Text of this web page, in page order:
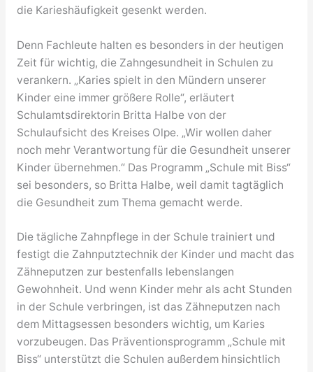
die Karieshäufigkeit gesenkt werden.
Denn Fachleute halten es besonders in der heutigen
Zeit für wichtig, die Zahngesundheit in Schulen zu
verankern. „Karies spielt in den Mündern unserer
Kinder eine immer größere Rolle“, erläutert
Schulamtsdirektorin Britta Halbe von der
Schulaufsicht des Kreises Olpe. „Wir wollen daher
noch mehr Verantwortung für die Gesundheit unserer
Kinder übernehmen.“ Das Programm „Schule mit Biss“
sei besonders, so Britta Halbe, weil damit tagtäglich
die Gesundheit zum Thema gemacht werde.
Die tägliche Zahnpflege in der Schule trainiert und
festigt die Zahnputztechnik der Kinder und macht das
Zähneputzen zur bestenfalls lebenslangen
Gewohnheit. Und wenn Kinder mehr als acht Stunden
in der Schule verbringen, ist das Zähneputzen nach
dem Mittagsessen besonders wichtig, um Karies
vorzubeugen. Das Präventionsprogramm „Schule mit
Biss“ unterstützt die Schulen außerdem hinsichtlich